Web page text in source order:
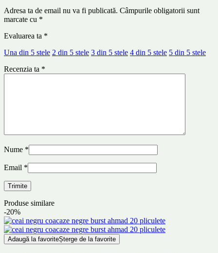
Adresa ta de email nu va fi publicată. Câmpurile obligatorii sunt
marcate cu *
Evaluarea ta *
Una din 5 stele 2 din 5 stele 3 din 5 stele 4 din 5 stele 5 din 5 stele
Recenzia ta *
Nume *
Email *
Produse similare
-20%
Adaugă la favoriteȘterge de la favorite